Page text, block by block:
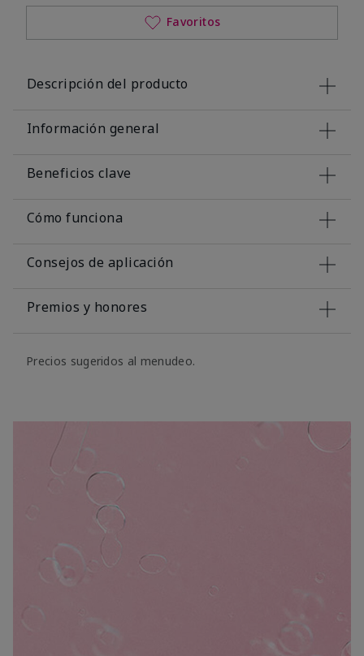
Favoritos
Descripción del producto
Información general
Beneficios clave
Cómo funciona
Consejos de aplicación
Premios y honores
Precios sugeridos al menudeo.